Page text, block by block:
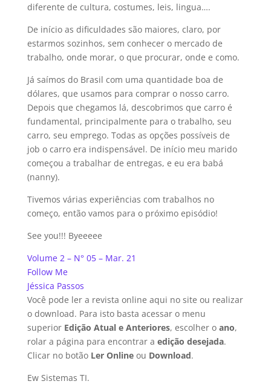
diferente de cultura, costumes, leis, lingua….
De início as dificuldades são maiores, claro, por
estarmos sozinhos, sem conhecer o mercado de
trabalho, onde morar, o que procurar, onde e como.
Já saímos do Brasil com uma quantidade boa de
dólares, que usamos para comprar o nosso carro.
Depois que chegamos lá, descobrimos que carro é
fundamental, principalmente para o trabalho, seu
carro, seu emprego. Todas as opções possíveis de
job o carro era indispensável. De início meu marido
começou a trabalhar de entregas, e eu era babá
(nanny).
Tivemos várias experiências com trabalhos no
começo, então vamos para o próximo episódio!
See you!!! Byeeeee
Volume 2 – N° 05 – Mar. 21
Follow Me
Jéssica Passos
Você pode ler a revista online aqui no site ou realizar
o download. Para isto basta acessar o menu
superior Edição Atual e Anteriores, escolher o ano,
rolar a página para encontrar a edição desejada.
Clicar no botão Ler Onlineou Download.
Ew Sistemas TI.